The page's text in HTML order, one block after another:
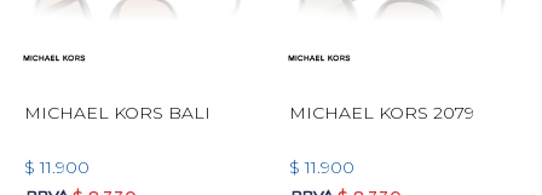
MICHAEL KORS BALI
$ 11.900
MICHAEL KORS 2079
$ 11.900